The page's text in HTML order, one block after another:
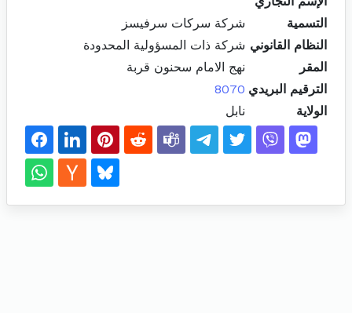
التسمية
شركة سركات سرفيسز
النظام القانوني شركة ذات المسؤولية المحدودة
المقر
نهج الامام سحنون قربة
الترقيم البريدي 8070
الولاية
نابل